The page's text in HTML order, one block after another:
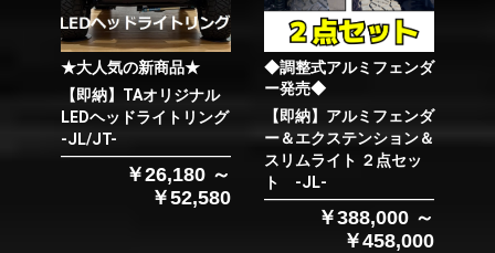
★大人気の新商品★
【即納】TAオリジナル
LEDヘッドライトリング
-JL/JT-
￥26,180 ～
￥52,580
◆調整式アルミフェンダ
ー発売◆
【即納】アルミフェンダ
ー＆エクステンション＆
スリムライト ２点セッ
ト -JL-
￥388,000 ～
￥458,000